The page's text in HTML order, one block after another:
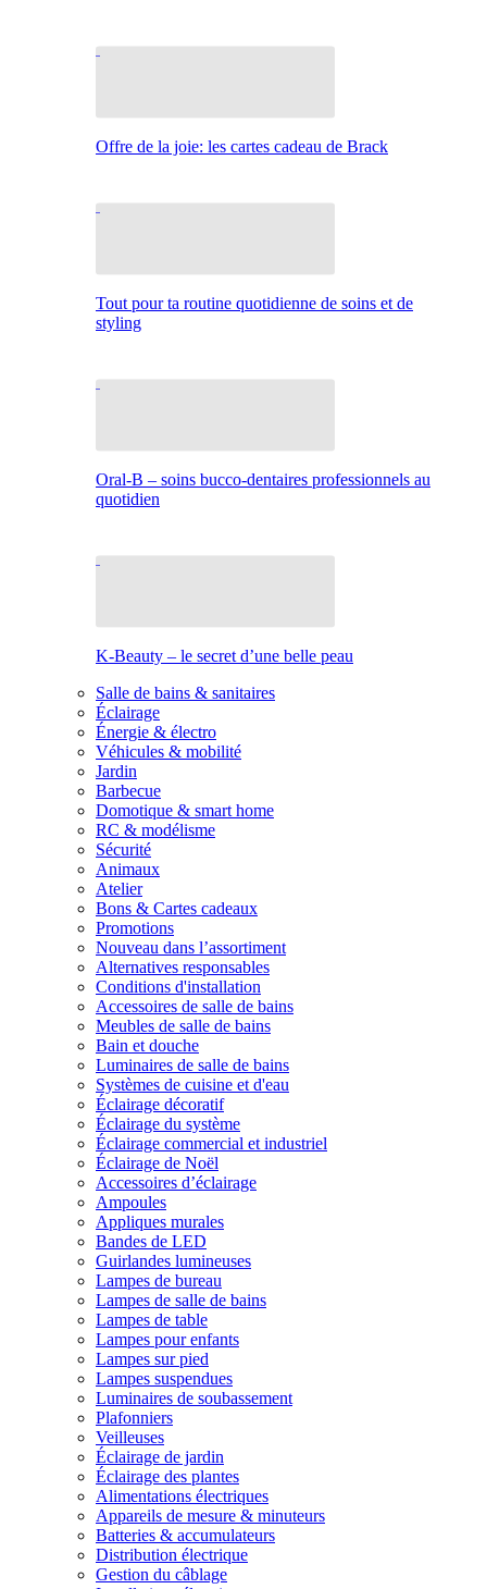
Offre de la joie: les cartes cadeau de Brack
Tout pour ta routine quotidienne de soins et de
styling
Oral-B – soins bucco-dentaires professionnels au
quotidien
K-Beauty – le secret d’une belle peau
Salle de bains & sanitaires
Éclairage
Énergie & électro
Véhicules & mobilité
Jardin
Barbecue
Domotique & smart home
RC & modélisme
Sécurité
Animaux
Atelier
Bons & Cartes cadeaux
Promotions
Nouveau dans l’assortiment
Alternatives responsables
Conditions d'installation
Accessoires de salle de bains
Meubles de salle de bains
Bain et douche
Luminaires de salle de bains
Systèmes de cuisine et d'eau
Éclairage décoratif
Éclairage du système
Éclairage commercial et industriel
Éclairage de Noël
Accessoires d’éclairage
Ampoules
Appliques murales
Bandes de LED
Guirlandes lumineuses
Lampes de bureau
Lampes de salle de bains
Lampes de table
Lampes pour enfants
Lampes sur pied
Lampes suspendues
Luminaires de soubassement
Plafonniers
Veilleuses
Éclairage de jardin
Éclairage des plantes
Alimentations électriques
Appareils de mesure & minuteurs
Batteries & accumulateurs
Distribution électrique
Gestion du câblage